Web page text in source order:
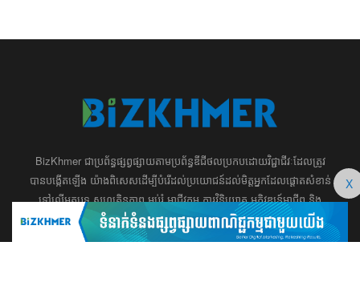
BizKhmer ​ជា​​ប្រព័ន្ធ​ផ្សព្វផ្សាយ​តាម​ប្រព័ន្ធ​ឌីជីថល​​​ប្រកប​ដោយ​វិជ្ជាជីវៈ​ដែល​​​ត្រូវ​
បាន​បង្កើតឡើង យ៉ាង​ពិសេស​​ដើម្បី​បំរើ​ដល់​ប្រយោជន៍​​​ដល់​មិត្ត​អ្នក​ដែល​ផ្ដោត​សំខាន់​
ទៅ​លើ​អត្ថបទ​ សហគ្រិន​ភាព អប់រំ ​​អាជីវកម្ម​ ​ការ​វិនិយោគ​ ​អភិវឌ្ឍន៍​អាជីព​ និង​
អចលនទ្រព្យ។ ​ក្រុម​​ការងារ​របស់​យើង​ ​​ មាន​ឆន្ទៈ​​មុតមាំ​​​ក្នុង​​ការ​សរសេរ​​អត្ថបទ​​ ដែល​
សុទ្ធតែ​សំខាន់​សម្រាប់​ ជំនួញ​ ការសិក្សា​ ​និង ការ​សម្រេច​ចិត្ត​របស់​​លោក​អ្នក​ ជា
X